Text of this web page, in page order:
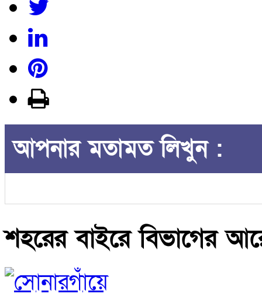
আপনার মতামত লিখুন :
শহরের বাইরে বিভাগের